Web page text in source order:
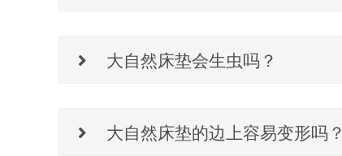
垫立在空气流通的通风处，即可缓解。
大自然床垫会生虫吗？
品。
大自然床垫的边上容易变形吗？